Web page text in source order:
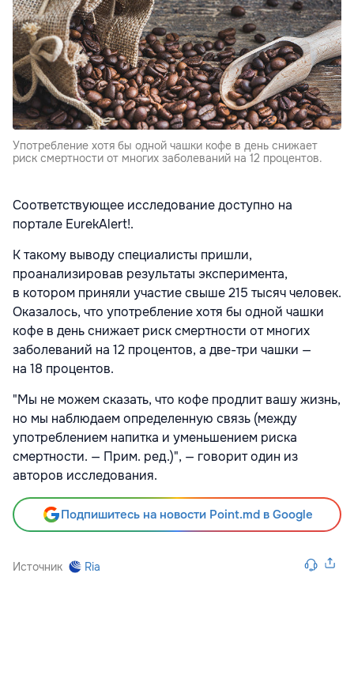
Употребление хотя бы одной чашки кофе в день снижает
риск смертности от многих заболеваний на 12 процентов.
Соответствующее исследование доступно на
портале EurekAlert!.
К такому выводу специалисты пришли,
проанализировав результаты эксперимента,
в котором приняли участие свыше 215 тысяч человек.
Оказалось, что употребление хотя бы одной чашки
кофе в день снижает риск смертности от многих
заболеваний на 12 процентов, а две-три чашки —
на 18 процентов.
"Мы не можем сказать, что кофе продлит вашу жизнь,
но мы наблюдаем определенную связь (между
употреблением напитка и уменьшением риска
смертности. — Прим. ред.)", — говорит один из
авторов исследования.
Подпишитесь на новости Point.md в Google
Источник Ria